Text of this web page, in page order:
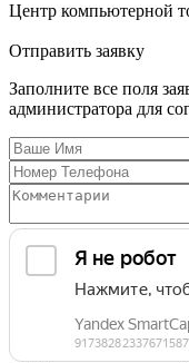
Центр компьютерной
Отправить заявку
Заполните все поля
администратора для